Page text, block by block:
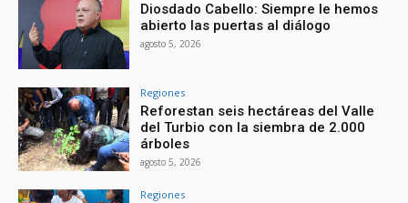
Diosdado Cabello: Siempre le hemos
abierto las puertas al diálogo
agosto 5, 2026
Regiones
Reforestan seis hectáreas del Valle
del Turbio con la siembra de 2.000
árboles
agosto 5, 2026
Regiones